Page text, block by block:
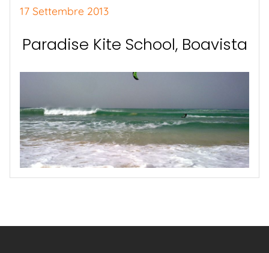
17 Settembre 2013
Paradise Kite School, Boavista